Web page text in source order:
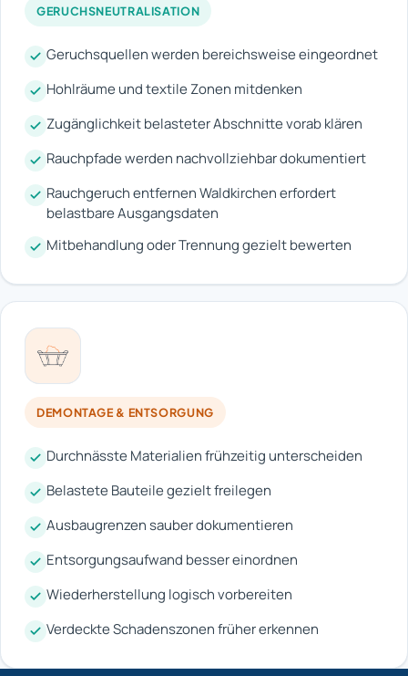
GERUCHSNEUTRALISATION
Geruchsquellen werden bereichsweise eingeordnet
Hohlräume und textile Zonen mitdenken
Zugänglichkeit belasteter Abschnitte vorab klären
Rauchpfade werden nachvollziehbar dokumentiert
Rauchgeruch entfernen Waldkirchen erfordert
belastbare Ausgangsdaten
Mitbehandlung oder Trennung gezielt bewerten
DEMONTAGE & ENTSORGUNG
Durchnässte Materialien frühzeitig unterscheiden
Belastete Bauteile gezielt freilegen
Ausbaugrenzen sauber dokumentieren
Entsorgungsaufwand besser einordnen
Wiederherstellung logisch vorbereiten
Verdeckte Schadenszonen früher erkennen